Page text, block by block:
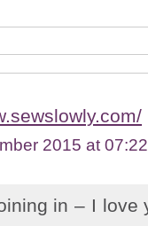
2015 at 07:22
in – I